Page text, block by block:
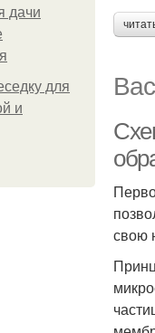
дачи
для
и
свою